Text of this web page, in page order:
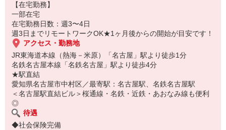
【在宅勤務】
一部在宅
在宅勤務日数：週3〜4日
週3日までリモートワークOK★1ヶ月後からの開始が目安です！
アクセス・勤務地
JR東海道本線（熱海－米原）「名古屋」駅より徒歩1分
名鉄名古屋本線「名鉄名古屋」駅より徒歩4分
★駅直結
愛知県名古屋市中村区／最寄駅：名古屋駅、名鉄名古屋駅
＜名古屋駅直結ビル＞桜通線・名鉄・近鉄・あおなみ線も便利
◎
待遇
◆社会保険完備